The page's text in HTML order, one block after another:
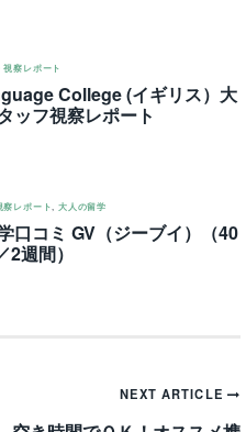
視察レポート
College (イギリス）大
ッフ視察レポート
察レポート ,大人の留学
口コミ GV（ジーブイ）（40
週間）
NEXT ARTICLE